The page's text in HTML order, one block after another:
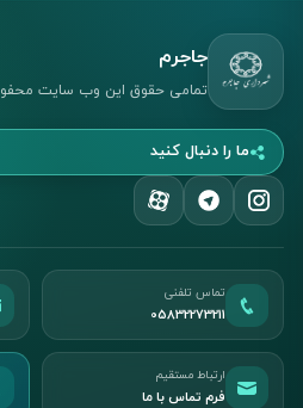
جاجرم
تمامی حقوق این وب سایت
ما را دنبال کنید
تماس تلفنی
05832273211
ارتباط مستقیم
فرم تماس با ما